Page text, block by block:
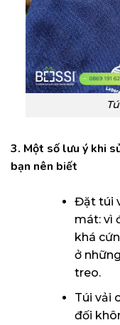
3. Một số lưu ý khi
bạn nên biết
Đặt túi
mát: vì
khá
ở
treo.
Túi vải
đối